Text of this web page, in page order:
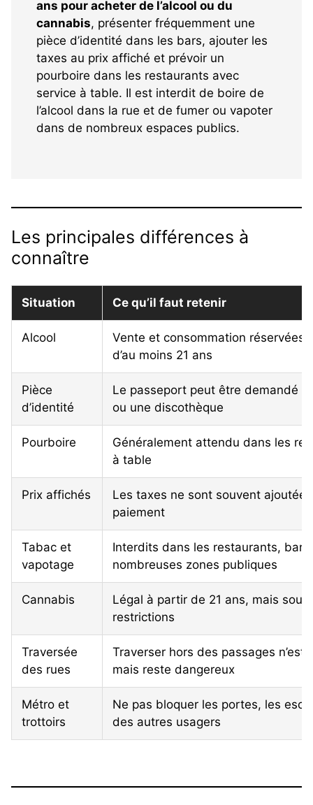
ans pour acheter de l’alcool ou du
cannabis, présenter fréquemment une
pièce d’identité dans les bars, ajouter les
taxes au prix affiché et prévoir un
pourboire dans les restaurants avec
service à table. Il est interdit de boire de
l’alcool dans la rue et de fumer ou vapoter
dans de nombreux espaces publics.
Les principales différences à
connaître
Situation Ce qu’il faut retenir
Alcool
Vente et consommation réservées
d’au moins 21 ans
Pièce
d’identité
Le passeport peut être demandé
ou une discothèque
Pourboire
Généralement attendu dans les
à table
Prix affichés
Les taxes ne sont souvent
paiement
Tabac et
vapotage
Interdits dans les restaurants,
nombreuses zones publiques
Cannabis
Légal à partir de 21 ans, mais
restrictions
Traversée
des rues
Traverser hors des passages n’est
mais reste dangereux
Métro et
trottoirs
Ne pas bloquer les portes, les
des autres usagers